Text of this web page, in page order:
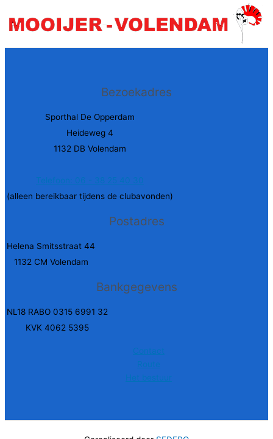
Bezoekadres
Sporthal De Opperdam
Heideweg 4
1132 DB Volendam
Telefoon: 06 - 38 25 40 30
(alleen bereikbaar tijdens de clubavonden)
Postadres
Helena Smitsstraat 44
1132 CM Volendam
Bankgegevens
NL18 RABO 0315 6991 32
KVK 4062 5395
Contact
Route
Het bestuur